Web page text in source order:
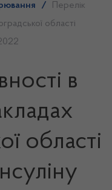
/
Перелік
області
в
області